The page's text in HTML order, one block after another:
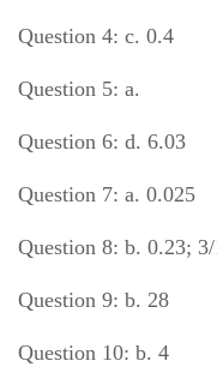
Question 4: c. 0.4
Question 5: a.
Question 6: d. 6.03
Question 7: a. 0.025
Question 8: b. 0.23;
Question 9: b. 28
Question 10: b. 4